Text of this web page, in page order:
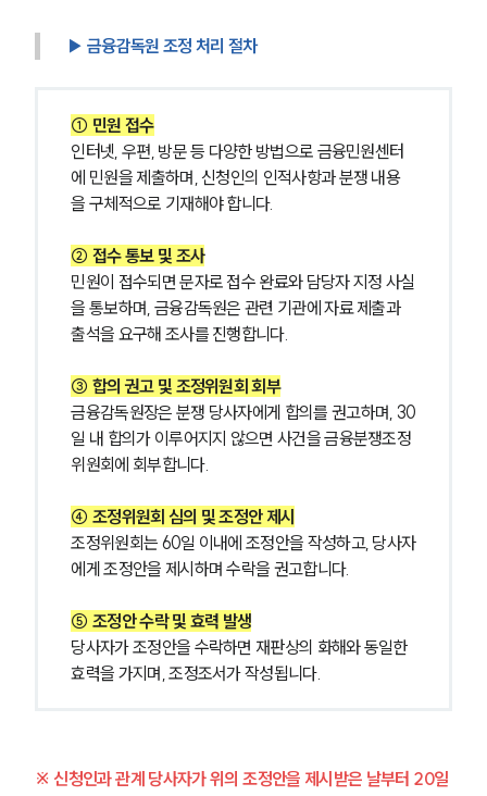
그룹소개
대륜의 강점
오시는 길
글로벌 파트너 로펌
고객의 소리
▶ 금융감독원 조정 처리 절차
① 민원 접수
인터넷, 우편, 방문 등 다양한 방법으로 금융민원센터
에 민원을 제출하며, 신청인의 인적사항과 분쟁 내용
을 구체적으로 기재해야 합니다.
② 접수 통보 및 조사
민원이 접수되면 문자로 접수 완료와 담당자 지정 사실
을 통보하며, 금융감독원은 관련 기관에 자료 제출과
출석을 요구해 조사를 진행합니다.
③ 합의 권고 및 조정위원회 회부
금융감독원장은 분쟁 당사자에게 합의를 권고하며, 30
일 내 합의가 이루어지지 않으면 사건을 금융분쟁조정
위원회에 회부합니다.
④ 조정위원회 심의 및 조정안 제시
조정위원회는 60일 이내에 조정안을 작성하고, 당사자
에게 조정안을 제시하며 수락을 권고합니다.
⑤ 조정안 수락 및 효력 발생
당사자가 조정안을 수락하면 재판상의 화해와 동일한
효력을 가지며, 조정조서가 작성됩니다.
※ 신청인과 관계 당사자가 위의 조정안을 제시받은 날부터 20일